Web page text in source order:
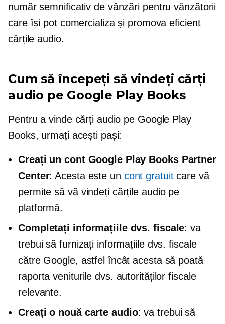
număr semnificativ de vânzări pentru vânzătorii
care își pot comercializa și promova eficient
cărțile audio.
Cum să începeți să vindeți cărți
audio pe Google Play Books
Pentru a vinde cărți audio pe Google Play
Books, urmați acești pași:
Creați un cont Google Play Books Partner
Center: Acesta este un cont gratuitcare vă
permite să vă vindeți cărțile audio pe
platformă.
Completați informațiile dvs. fiscale: va
trebui să furnizați informațiile dvs. fiscale
către Google, astfel încât acesta să poată
raporta veniturile dvs. autorităților fiscale
relevante.
Creați o nouă carte audio: va trebui să